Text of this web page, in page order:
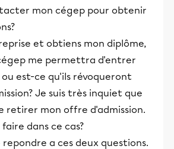
mon cégep pour obtenir
et obtiens mon diplôme,
me permettra d'entrer
est-ce qu'ils révoqueront
Je suis très inquiet que
retirer mon offre d'admission.
dans ce cas?
a ces deux questions.